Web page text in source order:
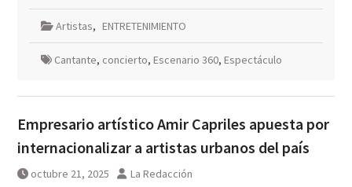
Artistas, ENTRETENIMIENTO
Cantante, concierto, Escenario 360, Espectáculo
Empresario artístico Amir Capriles apuesta por
internacionalizar a artistas urbanos del país
octubre 21, 2025 La Redacción